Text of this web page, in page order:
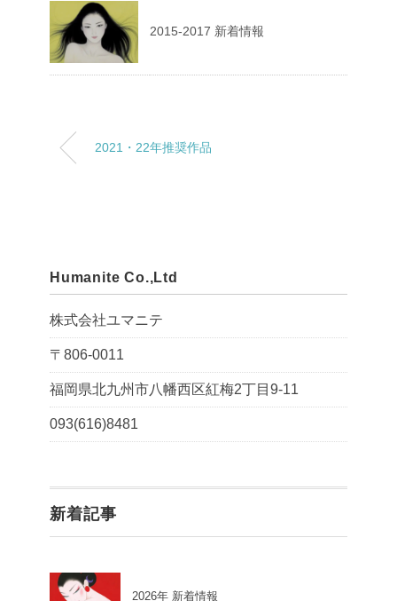
2015-2017 新着情報
2021・22年推奨作品
Humanite Co.,Ltd
株式会社ユマニテ
〒806-0011
福岡県北九州市八幡西区紅梅2丁目9-11
093(616)8481
新着記事
2026年 新着情報